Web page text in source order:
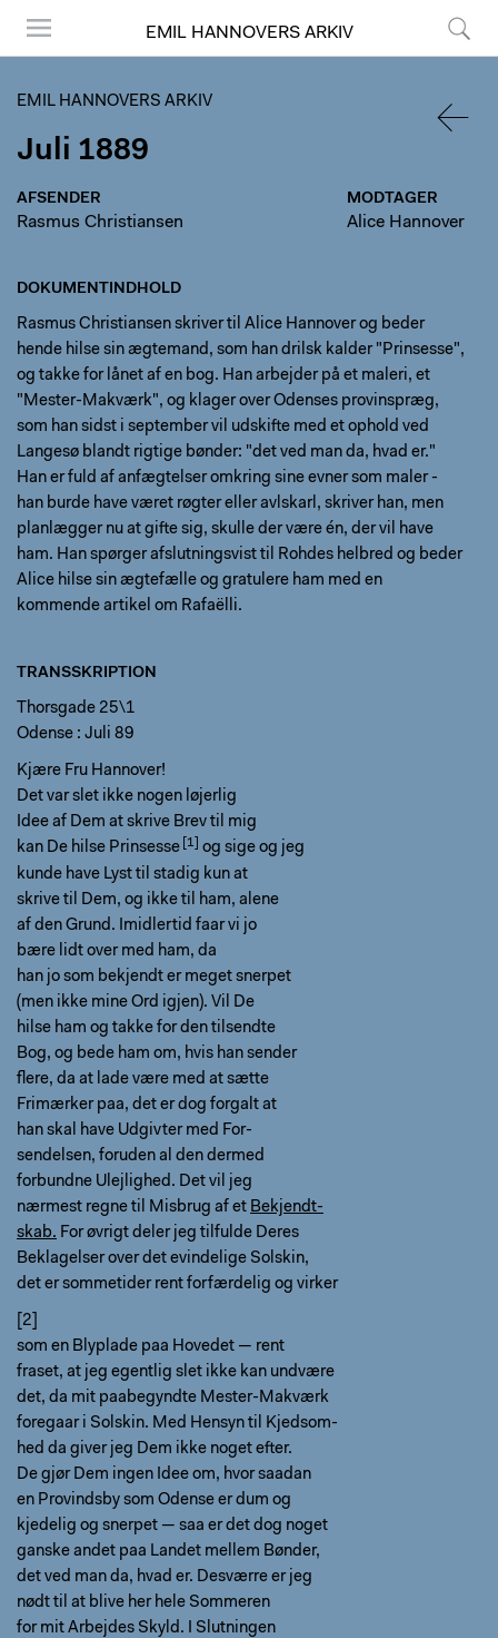
EMIL HANNOVERS ARKIV
EMIL HANNOVERS ARKIV
Juli 1889
AFSENDER
Rasmus Christiansen
MODTAGER
Alice Hannover
DOKUMENTINDHOLD
Rasmus Christiansen skriver til Alice Hannover og beder
hende hilse sin ægtemand, som han drilsk kalder "Prinsesse",
og takke for lånet af en bog. Han arbejder på et maleri, et
"Mester-Makværk", og klager over Odenses provinspræg,
som han sidst i september vil udskifte med et ophold ved
Langesø blandt rigtige bønder: "det ved man da, hvad er."
Han er fuld af anfægtelser omkring sine evner som maler -
han burde have været røgter eller avlskarl, skriver han, men
planlægger nu at gifte sig, skulle der være én, der vil have
ham. Han spørger afslutningsvist til Rohdes helbred og beder
Alice hilse sin ægtefælle og gratulere ham med en
kommende artikel om Rafaëlli.
TRANSSKRIPTION
Thorsgade 25\1
Odense : Juli 89
Kjære Fru Hannover!
Det var slet ikke nogen løjerlig
Idee af Dem at skrive Brev til mig
kan De hilse Prinsesse
og sige og jeg
kunde have Lyst til stadig kun at
skrive til Dem, og ikke til ham, alene
af den Grund. Imidlertid faar vi jo
bære lidt over med ham, da
han jo som bekjendt er meget snerpet
(men ikke mine Ord igjen). Vil De
hilse ham og takke for den tilsendte
Bog, og bede ham om, hvis han sender
flere, da at lade være med at sætte
Frimærker paa, det er dog forgalt at
han skal have Udgivter med For-
sendelsen, foruden al den dermed
forbundne Ulejlighed. Det vil jeg
nærmest regne til Misbrug af et Bekjendt-
skab. For øvrigt deler jeg tilfulde Deres
Beklagelser over det evindelige Solskin,
det er sommetider rent forfærdelig og virker
[2]
som en Blyplade paa Hovedet — rent
fraset, at jeg egentlig slet ikke kan undvære
det, da mit paabegyndte Mester-Makværk
foregaar i Solskin. Med Hensyn til Kjedsom-
hed da giver jeg Dem ikke noget efter.
De gjør Dem ingen Idee om, hvor saadan
en Provindsby som Odense er dum og
kjedelig og snerpet — saa er det dog noget
ganske andet paa Landet mellem Bønder,
det ved man da, hvad er. Desværre er jeg
nødt til at blive her hele Sommeren
for mit Arbejdes Skyld. I Slutningen